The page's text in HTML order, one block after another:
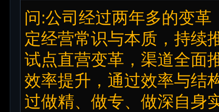
问:公司经过两年多的变
定经营常识与本质，持续
试点直营变革，渠道全面
效率提升，通过效率与结
过做精、做专、做深自身